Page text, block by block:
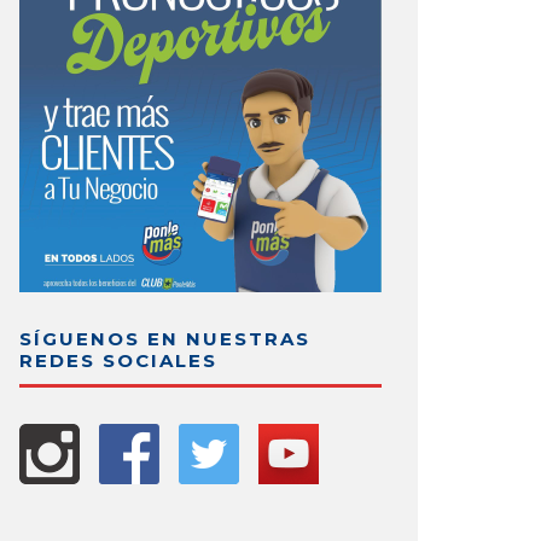
SÍGUENOS EN NUESTRAS
REDES SOCIALES